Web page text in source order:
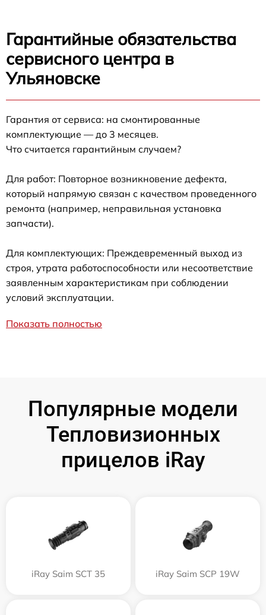
Гарантийные обязательства
сервисного центра в
Ульяновске
Гарантия от сервиса: на смонтированные
комплектующие — до 3 месяцев.
Что считается гарантийным случаем?
Для работ: Повторное возникновение дефекта,
который напрямую связан с качеством проведенного
ремонта (например, неправильная установка
запчасти).
Для комплектующих: Преждевременный выход из
строя, утрата работоспособности или несоответствие
заявленным характеристикам при соблюдении
условий эксплуатации.
Показать полностью
Популярные модели
Тепловизионных
прицелов iRay
iRay Saim SCT 35 iRay Saim SCP 19W